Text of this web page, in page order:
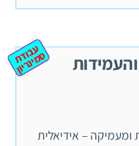
ע
ב
וד
ת
ס
מ
ינ
ר
יון
ומעמיקה – אידיאלית